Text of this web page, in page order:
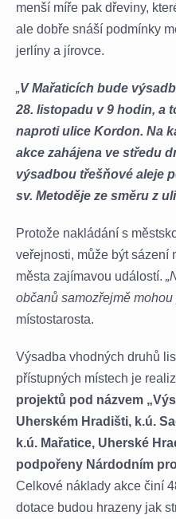
menší míře pak dřeviny,
ale dobře snáší podmínky
jerlíny a jírovce.
„V Mařaticích bude
28. listopadu v 9 hodin, a
naproti ulice Kordon. Na
akce zahájena ve středu
výsadbou třešňové aleje
sv. Metoděje ze směru z
Protože nakládání s
veřejnosti, může být sázení
města zajímavou událostí.
občanů samozřejmě mohou
místostarosta.
Výsadba vhodných druhů
přístupných místech je
projektů pod názvem
Uherském Hradišti, k.ú.
k.ú. Mařatice, Uherské
podpořeny Nárdodním
Celkové náklady akce činí
dotace budou hrazeny jak